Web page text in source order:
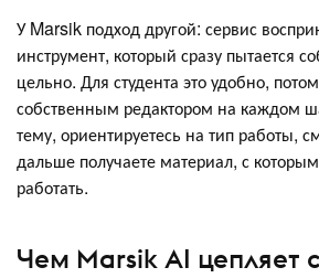
У Marsik подход другой: сервис
инструмент, который сразу пытается
цельно. Для студента это удобно,
собственным редактором на каждом
тему, ориентируетесь на тип работы,
дальше получаете материал, с
работать.
Чем Marsik AI цепляет